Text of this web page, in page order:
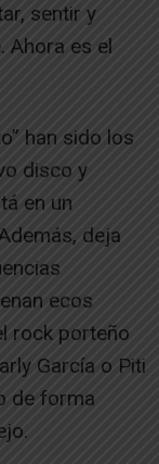
sentir y
Ahora es el
han sido los
disco y
en un
deja
ecos
rock porteño
García o Piti
de forma